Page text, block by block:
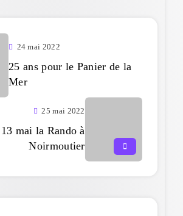
24 mai 2022
25 ans pour le Panier de la
Mer
25 mai 2022
mai la Rando à
Noirmoutier